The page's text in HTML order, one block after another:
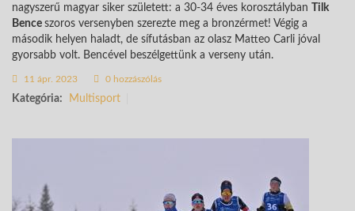
nagyszerű magyar siker született: a 30-34 éves korosztályban Tilk
Bence szoros versenyben szerezte meg a bronzérmet! Végig a
második helyen haladt, de sífutásban az olasz Matteo Carli jóval
gyorsabb volt. Bencével beszélgettünk a verseny után.
11 ápr. 2023 0 hozzászólás
Kategória: Multisport